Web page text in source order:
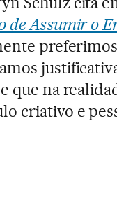
de Assumir o
que na
criativo e